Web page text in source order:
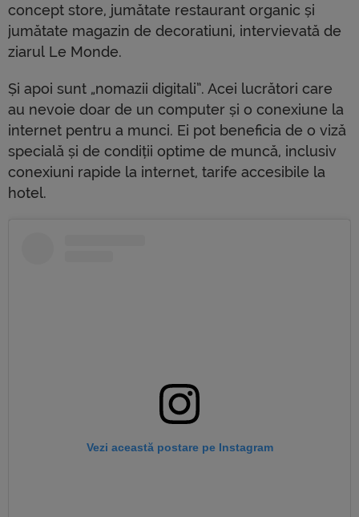
concept store, jumătate restaurant organic și
jumătate magazin de decoratiuni, intervievată de
ziarul Le Monde.
Și apoi sunt „nomazii digitali”. Acei lucrători care
au nevoie doar de un computer și o conexiune la
internet pentru a munci. Ei pot beneficia de o viză
specială și de condiții optime de muncă, inclusiv
conexiuni rapide la internet, tarife accesibile la
hotel.
Vezi această postare pe Instagram